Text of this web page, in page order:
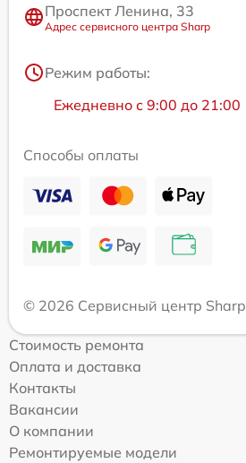
Проспект Ленина, 33
Адрес сервисного центра Sharp
Режим работы:
Ежедневно с 9:00 до 21:00
Способы оплаты
© 2026 Сервисный центр Sharp
Стоимость ремонта
Оплата и доставка
Контакты
Вакансии
О компании
Ремонтируемые модели